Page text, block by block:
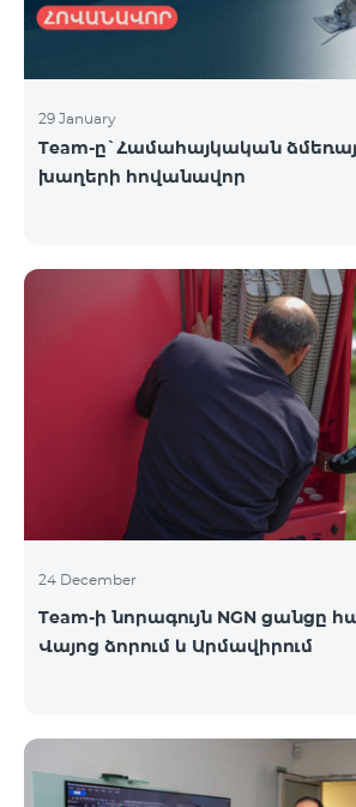
29 January
Team-ը`Համահայկական
խաղերի հովանավոր
24 December
Team-ի նորագույն NGN ցանցը
Վայոց ձորում և Արմավիրում